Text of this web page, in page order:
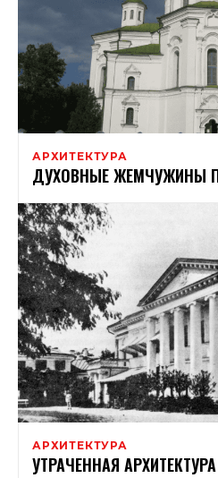
АРХИТЕКТУРА
ДУХОВНЫЕ ЖЕМЧУЖИНЫ
АРХИТЕКТУРА
УТРАЧЕННАЯ